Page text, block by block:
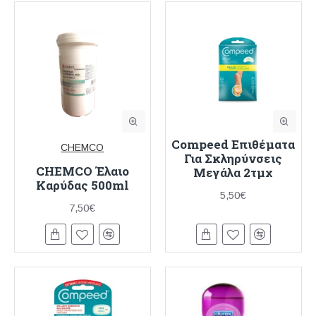
CHEMCO
CHEMCO Έλαιο
Καρύδας 500ml
7,50€
Compeed Επιθέματα
Για Σκληρύνσεις
Μεγάλα 2τμχ
5,50€